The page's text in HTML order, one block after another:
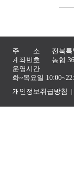
주 소
전북특
계좌번호
농협
운영시간
화~목요일
개인정보취급방침